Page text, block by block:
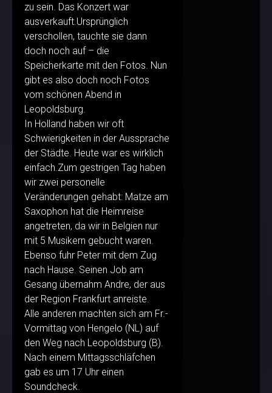
zu sein. Das Konzert war
ausverkauft.Ursprünglich
verschollen, tauchte sie dann
doch noch auf – die
Speicherkarte mit den Fotos. Nun
gibt es also doch noch Fotos
vom schönen Abend in
Leopoldsburg.
In Holland haben wir oft
Schwierigkeiten in der Aussprache
der Städte. Heute war es wirklich
einfach.Zum gestrigen Tag haben
wir zwei personelle
Veränderungen gehabt: Matze am
Saxophon hat die Heimreise
angetreten, da wir in Belgien nur
mit 5 Musikern gebucht waren.
Ebenso fuhr Peter mit dem Zug
nach Hause. Seinen Job am
Gesang übernahm Andre, der aus
der Region Frankfurt anreiste.
Alle anderen machten sich am Fr.-
Vormittag von Hengelo (NL) auf
den Weg nach Leopoldsburg (B).
Nach einem Mittagsschläfchen
gab es um 17 Uhr einen
Soundcheck.